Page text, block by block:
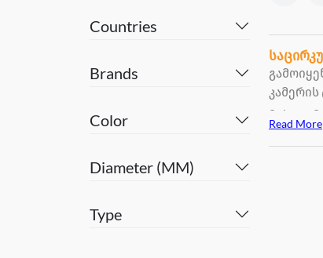
მისი
Read More
Countries
Brands
Color
Diameter (MM)
Type